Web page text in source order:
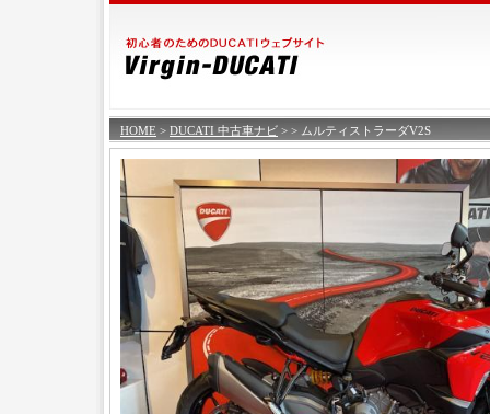
HOME > DUCATI 中古車ナビ > > ムルティストラーダV2S